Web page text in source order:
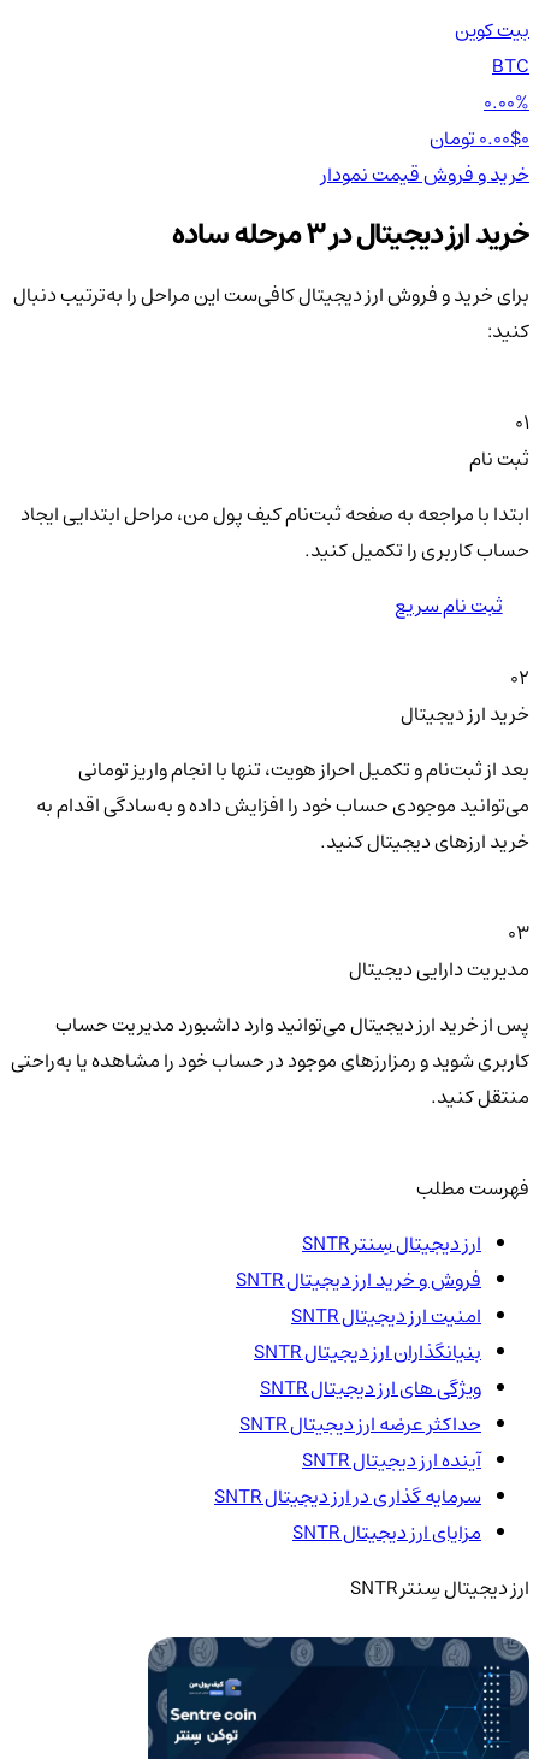
بیت کوین
BTC
0.00%
0.00$
خرید و فروشقیمتنمودار
خرید ارز دیجیتال در 3 مرحله ساده
برای خرید و فروش ارز دیجیتال کافی‌ست این مراحل را به‌ترتیب دنبال
کنید:
01
ثبت نام
ابتدا با مراجعه به صفحه ثبت‌نام کیف‌ پول من، مراحل ابتدایی ایجاد
حساب کاربری را تکمیل کنید.
ثبت نام سریع
02
خرید ارز دیجیتال
بعد از ثبت‌نام و تکمیل احراز هویت، تنها با انجام واریز تومانی
می‌توانید موجودی حساب خود را افزایش داده و به‌سادگی اقدام به
خرید ارزهای دیجیتال کنید.
03
مدیریت دارایی دیجیتال
پس از خرید ارز دیجیتال می‌توانید وارد داشبورد مدیریت حساب
کاربری شوید و رمزارزهای موجود در حساب خود را مشاهده یا به‌راحتی
منتقل کنید.
فهرست مطلب
ارز دیجیتال سِنتر SNTR
فروش و خرید ارز دیجیتال SNTR
امنیت ارز دیجیتال SNTR
بنیانگذاران ارز دیجیتال SNTR
ویژگی های ارز دیجیتال SNTR
حداکثر عرضه ارز دیجیتال SNTR
آینده ارز دیجیتال SNTR
سرمایه گذاری در ارز دیجیتال SNTR
مزایای ارز دیجیتال SNTR
ارز دیجیتال سِنتر SNTR